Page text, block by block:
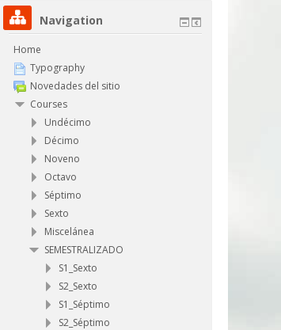
Navigation
Home
Typography
Novedades del sitio
Courses
Undécimo
Décimo
Noveno
Octavo
Séptimo
Sexto
Miscelánea
SEMESTRALIZADO
S1_Sexto
S2_Sexto
S1_Séptimo
S2_Séptimo